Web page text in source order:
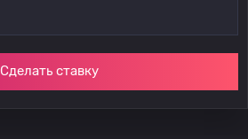
Сделать ставку